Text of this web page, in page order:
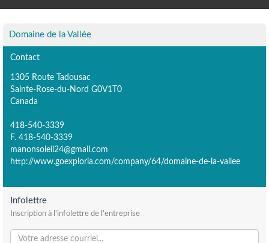
Domaine de la Vallée
Contact
1305 Route Tadousac
Sainte-Rose-du-Nord G0V1T0
Canada
418-540-3339
F. 418-540-3339
manonsoleil24@gmail.com
http://www.goexploria.com/company/64/domaine-de-la-vallee
Infolettre
Inscription à l'infolettre de l'entreprise